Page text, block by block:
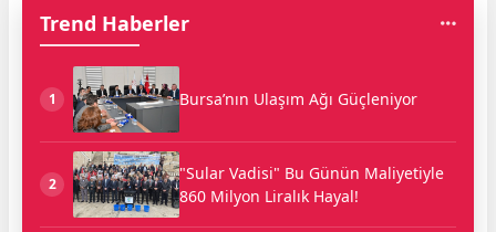
Trend Haberler
1 Bursa’nın Ulaşım Ağı Güçleniyor
2
"Sular Vadisi" Bu Günün Maliyetiyle
860 Milyon Liralık Hayal!